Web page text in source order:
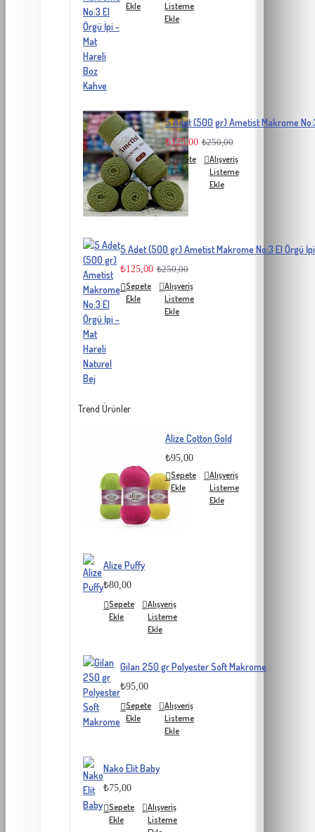
Ekle
Listeme
Ekle
5 Adet (500 gr) Ametist Makrome
₺125,00 ₺250,00
Sepete
Ekle
Alışveriş
Listeme
Ekle
5 Adet (500 gr) Ametist Makrome No:3 El Örgü
₺125,00 ₺250,00
Sepete
Ekle
Alışveriş
Listeme
Ekle
Trend Ürünler
Alize Cotton Gold
₺95,00
Sepete
Ekle
Alışveriş
Listeme
Ekle
Alize Puffy
₺80,00
Sepete
Ekle
Alışveriş
Listeme
Ekle
Gilan 250 gr Polyester Soft Makrome
₺95,00
Sepete
Ekle
Alışveriş
Listeme
Ekle
Nako Elit Baby
₺75,00
Sepete
Ekle
Alışveriş
Listeme